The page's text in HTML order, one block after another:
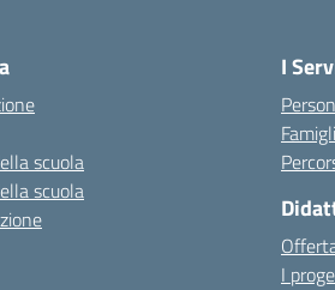
scuola
scuola
I
I